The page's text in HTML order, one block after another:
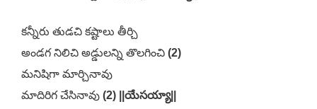
కన్నీరు తుడచి కష్టాలు తీర్చి
అండగ నిలిచి అడ్డులన్ని తొలగించి (2)
మనిషిగా మార్చినావు
మాదిరిగ చేసినావు (2) ||యేసయ్యా||